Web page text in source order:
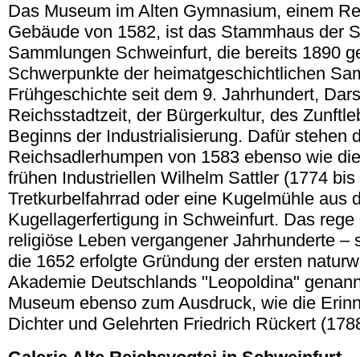
Das Museum im Alten Gymnasium, einem
Gebäude von 1582, ist das Stammhaus der
Sammlungen Schweinfurt, die bereits 1890
Schwerpunkte der heimatgeschichtlichen
Frühgeschichte seit dem 9. Jahrhundert,
Reichsstadtzeit, der Bürgerkultur, des
Beginns der Industrialisierung. Dafür stehen
Reichsadlerhumpen von 1583 ebenso wie
frühen Industriellen Wilhelm Sattler (1774
Tretkurbelfahrrad oder eine Kugelmühle aus
Kugellagerfertigung in Schweinfurt. Das
religiöse Leben vergangener Jahrhunderte –
die 1652 erfolgte Gründung der ersten
Akademie Deutschlands "Leopoldina"
Museum ebenso zum Ausdruck, wie die
Dichter und Gelehrten Friedrich Rückert